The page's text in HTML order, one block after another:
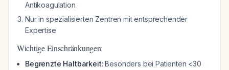
Antikoagulation
Nur in spezialisierten Zentren mit entsprechender
Expertise
Wichtige Einschränkungen:
Begrenzte Haltbarkeit: Besonders bei Patienten <30